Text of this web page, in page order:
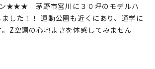
★★★ 茅野市宮川に３０坪のモデルハ
した！！ 運動公園も近くにあり、通学に
Z空調の心地よさを体感してみません